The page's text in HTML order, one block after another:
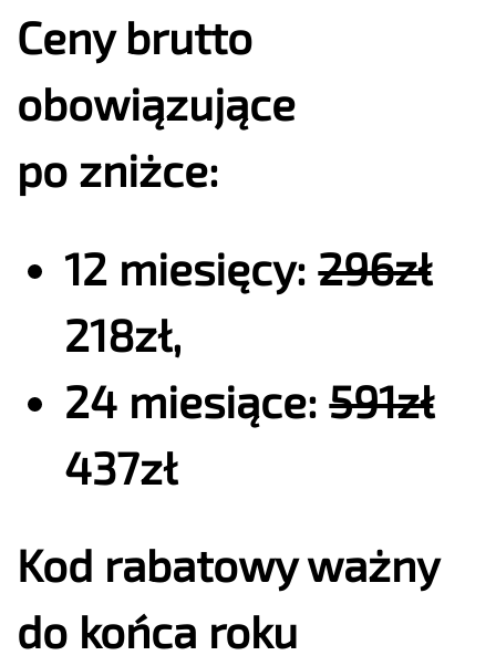
Ceny brutto
obowiązujące
po zniżce:
12 miesięcy:296zł
218zł,
24 miesiące:591zł
437zł
Kod rabatowy ważny
do końca roku